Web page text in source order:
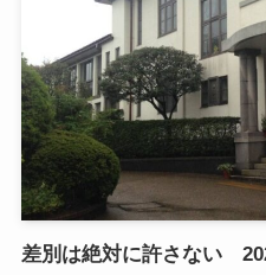
差別は絶対に許さない